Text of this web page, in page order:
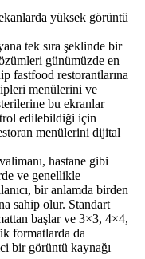
yüksek görüntü
tek sıra şeklinde bir
günümüzde en
fastfood restorantlarına
menülerini ve
bu ekranlar
edilebildiği için
menülerini dijital
hastane gibi
ve genellikle
bir anlamda birden
sahip olur. Standart
başlar ve 3×3, 4×4,
formatlarda da
bir görüntü kaynağı